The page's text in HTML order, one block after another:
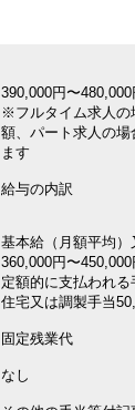
390,000円〜480,000
※フルタイム求人の
額、パート求人の
ます
給与の内訳
基本給（月額平均）
360,000円〜450,000
定額的に支払われる
住宅又は調製手当
固定残業代
なし